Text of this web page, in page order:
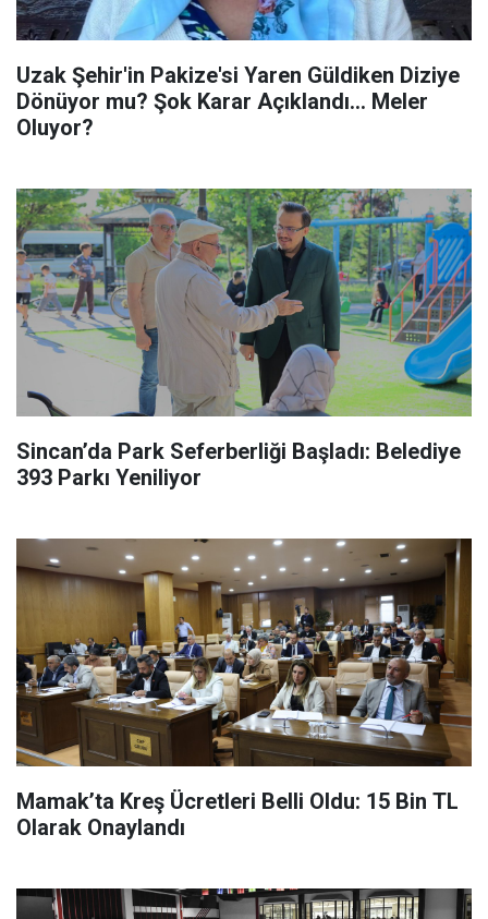
Uzak Şehir'in Pakize'si Yaren Güldiken Diziye
Dönüyor mu? Şok Karar Açıklandı... Meler
Oluyor?
Sincan’da Park Seferberliği Başladı: Belediye
393 Parkı Yeniliyor
Mamak’ta Kreş Ücretleri Belli Oldu: 15 Bin TL
Olarak Onaylandı